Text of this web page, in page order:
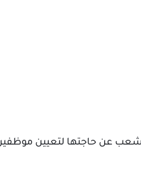
عن حاجتها لتعيين موظفين